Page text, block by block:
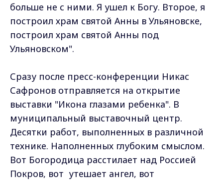
больше не с ними. Я ушел к Богу. Второе, я
построил храм святой Анны в Ульяновске,
построил храм святой Анны под
Ульяновском".
Сразу после пресс-конференции Никас
Сафронов отправляется на открытие
выставки "Икона глазами ребенка". В
муниципальный выставочный центр.
Десятки работ, выполненных в различной
технике. Наполненных глубоким смыслом.
Вот Богородица расстилает над Россией
Покров, вот утешает ангел, вот